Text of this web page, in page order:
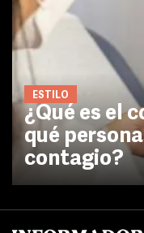
ESTILO
¿Qué es el
qué
contagio?